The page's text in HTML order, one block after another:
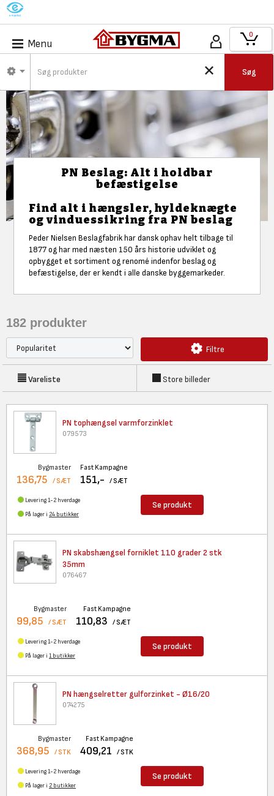
M
Menu
Søg
0
PN Beslag: Alt i holdbar
befæstigelse
Find alt i hængsler, hyldeknægte
og vinduessikring fra PN beslag
Peder Nielsen Beslagfabrik har dansk ophav helt tilbage til
1877 og har med næsten 150 års historie udviklet og
opbygget et sortiment og renomé indenfor beslag og
befæstigelse, der er kendt i alle danske byggemarkeder.
182 produkter
Filtre
Vareliste Store billeder
PN tophængsel varmforzinklet
079573
Bygmaster
136,75 / SÆT
Fast Kampagne
151,- / SÆT
Levering 1-2 hverdage
På lager i 24 butikker
Se produkt
PN skabshængsel forniklet 110 grader 2 stk
35mm
076467
Bygmaster
99,85 / SÆT
Fast Kampagne
110,83 / SÆT
Levering 1-2 hverdage
På lager i 1 butikker
Se produkt
PN hængselretter gulforzinket - Ø16/20
074275
Bygmaster
368,95 / STK
Fast Kampagne
409,21 / STK
Levering 1-2 hverdage
På lager i 2 butikker
Se produkt